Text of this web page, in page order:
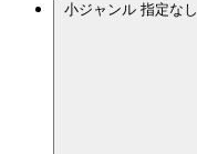
小ジャンル 指定なし